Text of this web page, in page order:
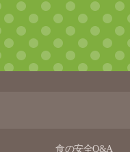
食の安全Q&A